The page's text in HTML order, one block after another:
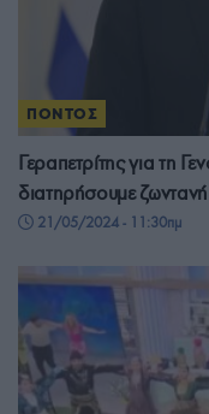
ΠΟΝΤΟΣ
Γεραπετρίτης για τη
διατηρήσουμε
21/05/2024 - 11:30πμ